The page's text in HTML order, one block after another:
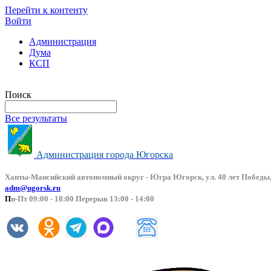
Перейти к контенту
Войти
Администрация
Дума
КСП
Поиск
Все результаты
Администрация города Югорска
Ханты-Мансийский автономный округ - Югра Югорск, ул. 40 лет
adm@ugorsk.ru
Пн-Пт 09:00 - 18:00 Перерыв 13:00 - 14:00